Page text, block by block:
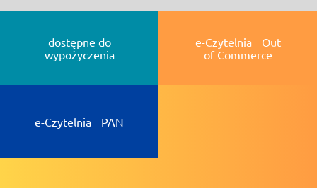
dostępne do
wypożyczenia
e-Czytelnia Out
of Commerce
e-Czytelnia PAN